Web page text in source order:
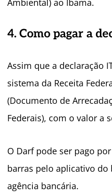
Ambiental) ao Ibama.
4. Como pagar a
Assim que a declaração
sistema da Receita
(Documento de
Federais), com o valor a
O Darf pode ser pago
barras pelo aplicativo do
agência bancária.